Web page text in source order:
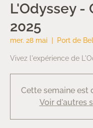
L'Odyssey -
2025
mer. 28 mai Port de
Vivez l'expérience de
Cette semaine est
Voir d'autres